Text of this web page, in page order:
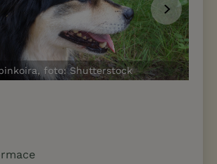
foto: Shutterstock